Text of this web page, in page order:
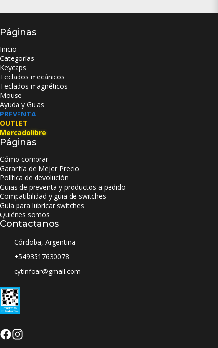
Páginas
Inicio
Categorías
Keycaps
Teclados mecánicos
Teclados magnéticos
Mouse
Ayuda y Guias
PREVENTA
OUTLET
Mercadolibre
Páginas
Cómo comprar
Garantía de Mejor Precio
Política de devolución
Guias de preventa y productos a pedido
Compatibilidad y guia de switches
Guia para lubricar switches
Quiénes somos
Contactanos
Córdoba, Argentina
+5493517630078
cytinfoar@gmail.com